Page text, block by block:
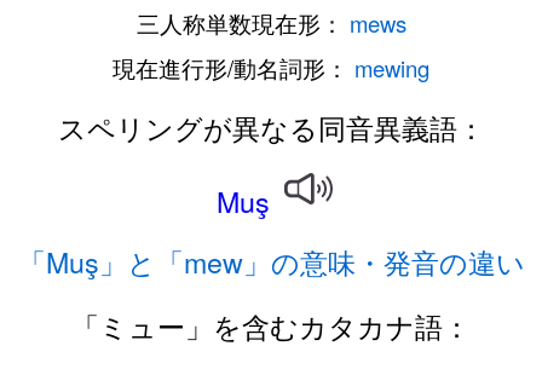
三人称単数現在形： mews
現在進行形/動名詞形： mewing
スペリングが異なる同音異義語：
Muş
「Muş」と「mew」の意味・発音の違い
「ミュー」を含むカタカナ語：